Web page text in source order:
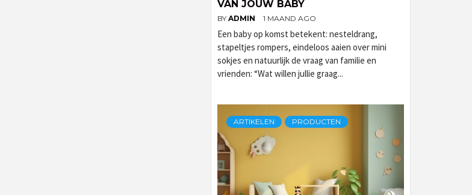
VAN JOUW BABY
BY ADMIN 1 MAAND AGO
Een baby op komst betekent: nesteldrang,
stapeltjes rompers, eindeloos aaien over mini
sokjes en natuurlijk de vraag van familie en
vrienden: “Wat willen jullie graag...
ARTIKELEN PRODUCTEN